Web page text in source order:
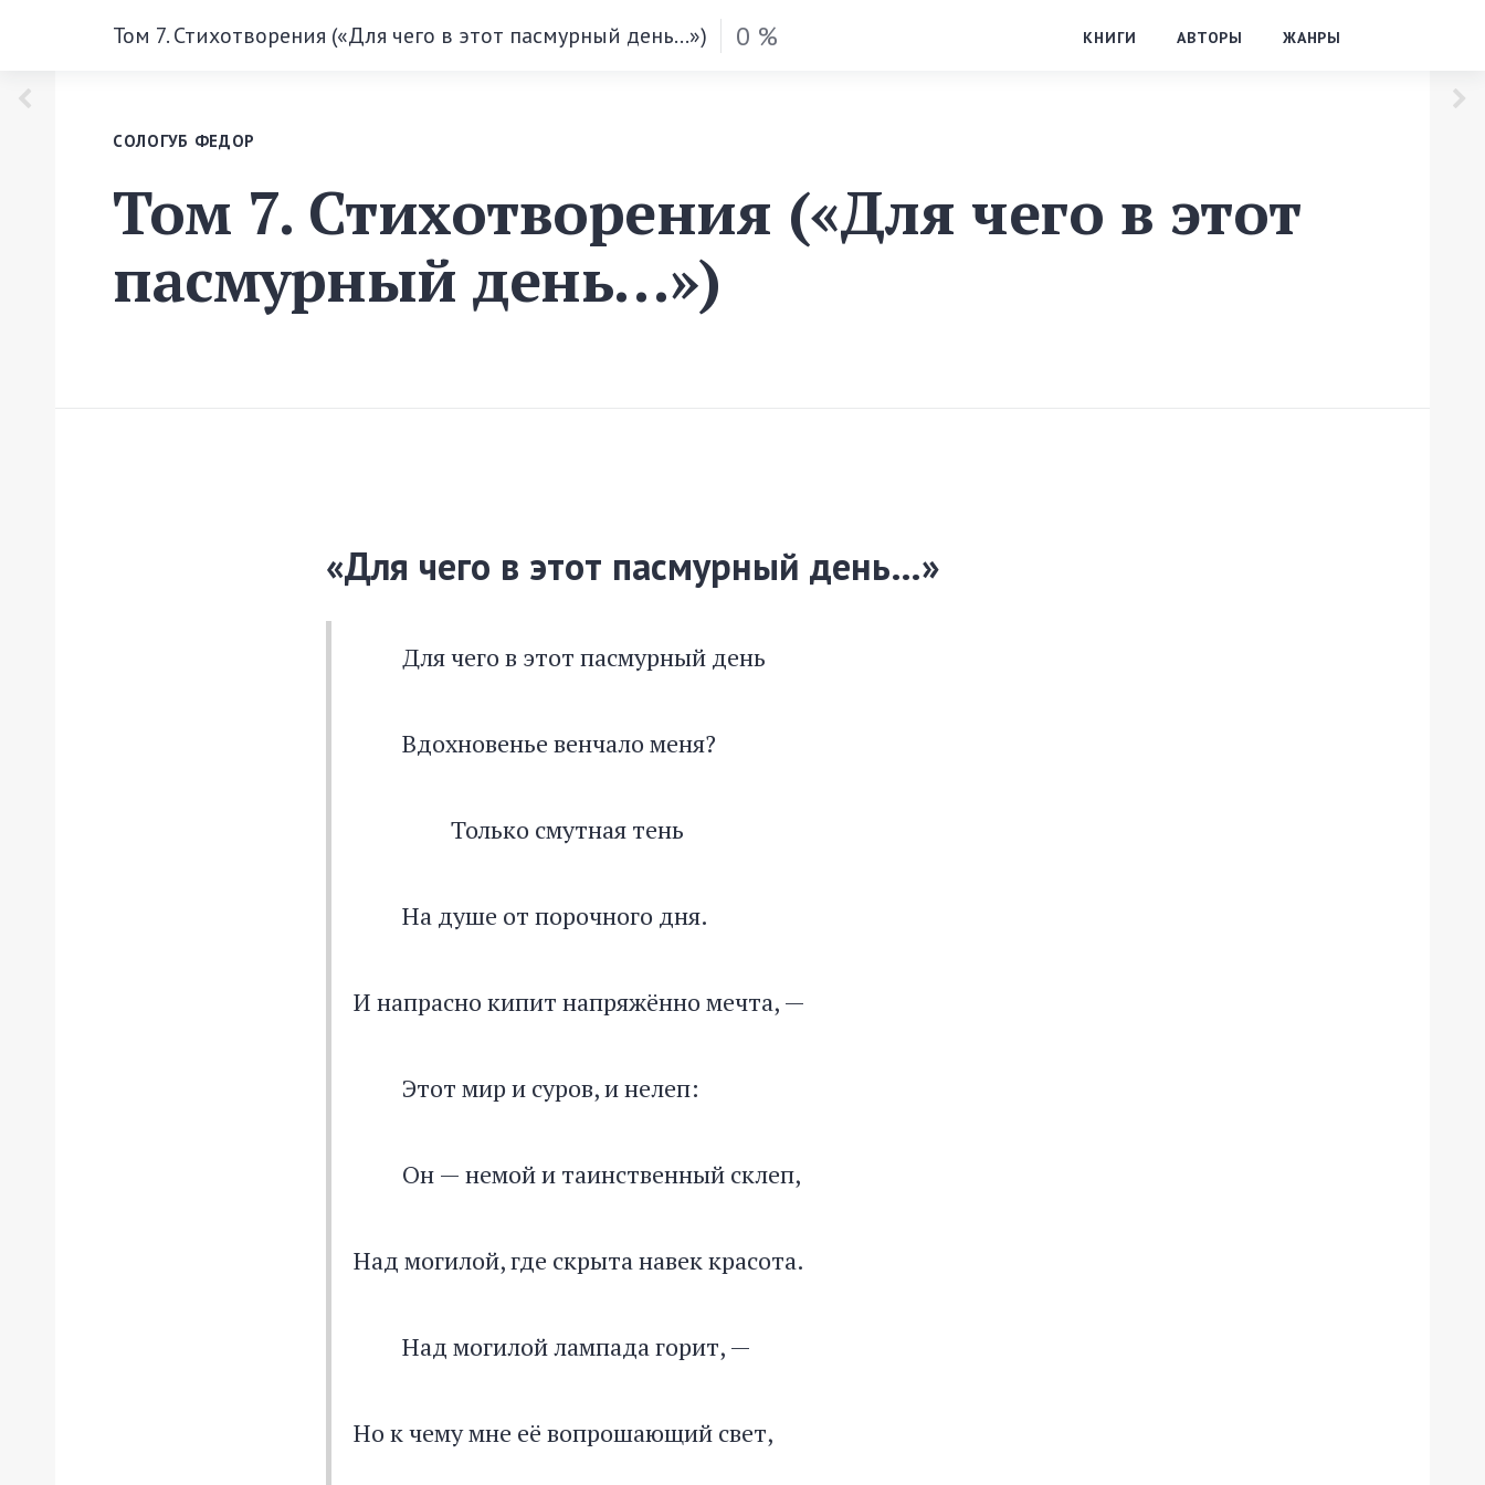
Том 7. Стихотворения («Для чего в этот пасмурный день…») 0 % КНИГИ АВТОРЫ ЖАНРЫ
СОЛОГУБ ФЕДОР
Том 7. Стихотворения («Для чего в этот
пасмурный день…»)
«Для чего в этот пасмурный день…»
Для чего в этот пасмурный день
Вдохновенье венчало меня?
Только смутная тень
На душе от порочного дня.
И напрасно кипит напряжённо мечта, —
Этот мир и суров, и нелеп:
Он — немой и таинственный склеп,
Над могилой, где скрыта навек красота.
Над могилой лампада горит, —
Но к чему мне её вопрошающий свет,